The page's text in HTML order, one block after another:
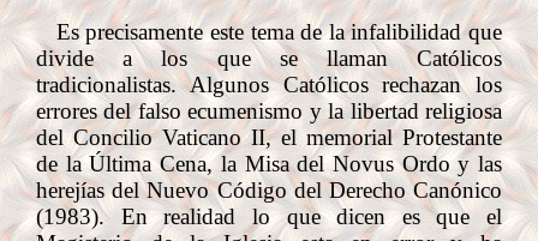
Es precisamente este tema de la infalibilidad que
divide a los que se llaman Católicos
tradicionalistas. Algunos Católicos rechazan los
errores del falso ecumenismo y la libertad religiosa
del Concilio Vaticano II, el memorial Protestante
de la Última Cena, la Misa del Novus Ordo y las
herejías del Nuevo Código del Derecho Canónico
(1983). En realidad lo que dicen es que el